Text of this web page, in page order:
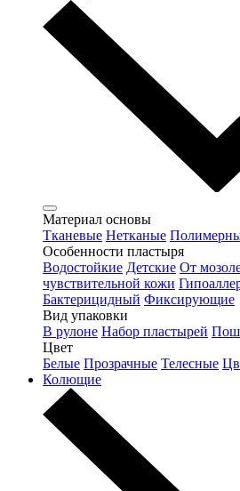
Материал основы
Тканевые Нетканые
Особенности пластыря
Водостойкие Детские От
чувствительной кожи
Бактерицидный Фиксирующие
Вид упаковки
В рулоне Набор пластырей
Цвет
Белые Прозрачные Телесные
Колющие